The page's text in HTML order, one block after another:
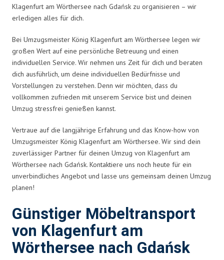
Klagenfurt am Wörthersee nach Gdańsk zu organisieren – wir
erledigen alles für dich.
Bei Umzugsmeister König Klagenfurt am Wörthersee legen wir
großen Wert auf eine persönliche Betreuung und einen
individuellen Service. Wir nehmen uns Zeit für dich und beraten
dich ausführlich, um deine individuellen Bedürfnisse und
Vorstellungen zu verstehen. Denn wir möchten, dass du
vollkommen zufrieden mit unserem Service bist und deinen
Umzug stressfrei genießen kannst.
Vertraue auf die langjährige Erfahrung und das Know-how von
Umzugsmeister König Klagenfurt am Wörthersee. Wir sind dein
zuverlässiger Partner für deinen Umzug von Klagenfurt am
Wörthersee nach Gdańsk. Kontaktiere uns noch heute für ein
unverbindliches Angebot und lasse uns gemeinsam deinen Umzug
planen!
Günstiger Möbeltransport
von Klagenfurt am
Wörthersee nach Gdańsk